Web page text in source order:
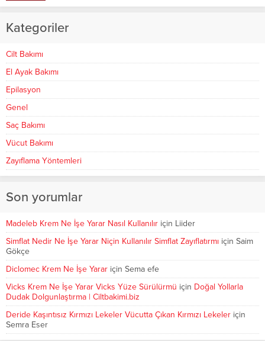
Kategoriler
Cilt Bakımı
El Ayak Bakımı
Epilasyon
Genel
Saç Bakımı
Vücut Bakımı
Zayıflama Yöntemleri
Son yorumlar
Madeleb Krem Ne İşe Yarar Nasıl Kullanılır için Liider
Simflat Nedir Ne İşe Yarar Niçin Kullanılır Simflat Zayıflatırmı için Saim
Gökçe
Diclomec Krem Ne İşe Yarar için Sema efe
Vicks Krem Ne İşe Yarar Vicks Yüze Sürülürmü için Doğal Yollarla
Dudak Dolgunlaştırma | Ciltbakimi.biz
Deride Kaşıntısız Kırmızı Lekeler Vücutta Çıkan Kırmızı Lekeler için
Semra Eser